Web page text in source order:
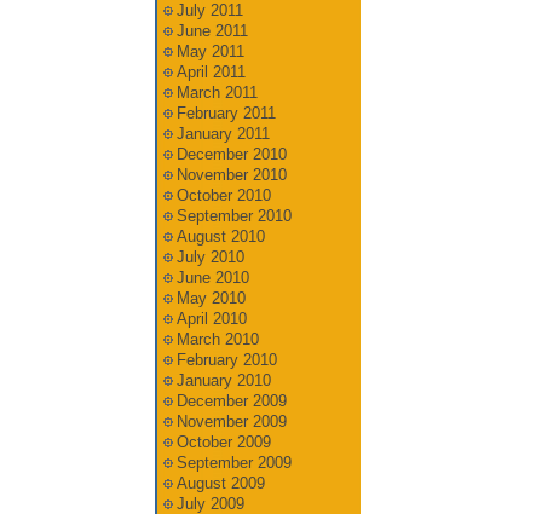
July 2011
June 2011
May 2011
April 2011
March 2011
February 2011
January 2011
December 2010
November 2010
October 2010
September 2010
August 2010
July 2010
June 2010
May 2010
April 2010
March 2010
February 2010
January 2010
December 2009
November 2009
October 2009
September 2009
August 2009
July 2009